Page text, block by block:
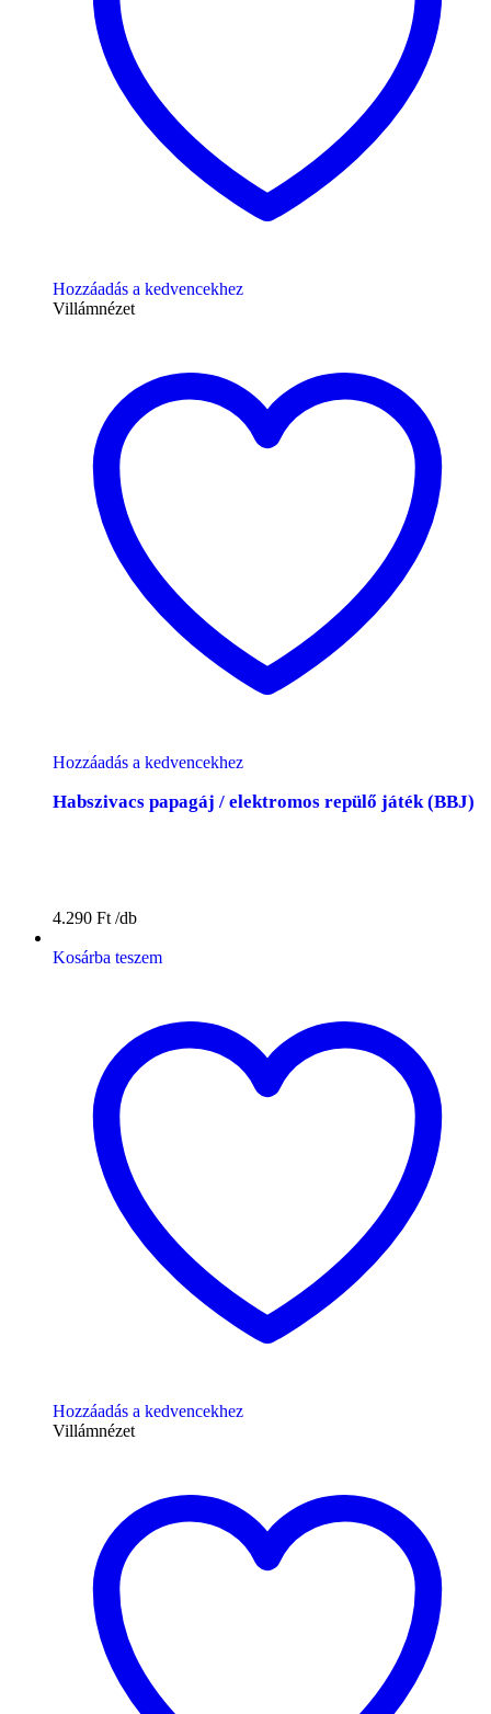
Hozzáadás a kedvencekhez
Villámnézet
Hozzáadás a kedvencekhez
Habszivacs papagáj / elektromos repülő játék (BBJ)
4.290 Ft
Kosárba teszem
Hozzáadás a kedvencekhez
Villámnézet